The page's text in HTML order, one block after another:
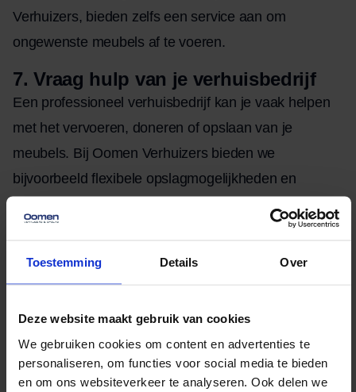
Toestemming Details Over
Deze website maakt gebruik van cookies
We gebruiken cookies om content en advertenties te
personaliseren, om functies voor social media te bieden
en om ons websiteverkeer te analyseren. Ook delen we
Verhuizers, bieden zelfs een service aan om
ongewenste meubels af te voeren.
7.Vraag hulp van je verhuisbedrijf
Een professioneel verhuisbedrijf kan je vaak helpen
met het vervoeren, doneren of opslaan van je
meubels. Bij Oomen Verhuizers bieden we
bijvoorbeeld flexibele opslagmogelijkheden en
LinkedIn
Hoi! Ik ben Guido Baalbergen, 30 jaar en woon in Rijnsburg. Al